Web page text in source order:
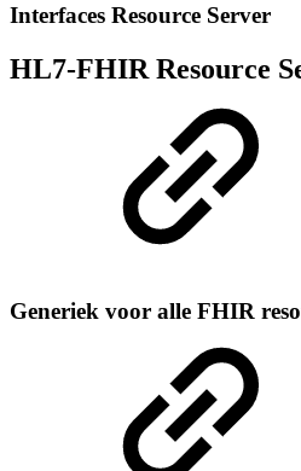
Interfaces Resource Server
HL7-FHIR Resource
Generiek voor alle FHIR